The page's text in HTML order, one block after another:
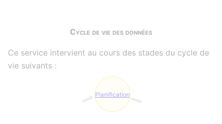
Cycle de vie des données
Ce service intervient au cours des stades du cycle de
vie suivants :
Planification